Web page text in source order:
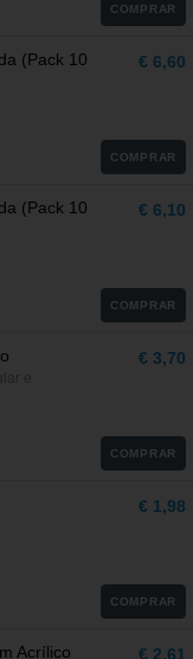
COMPRAR
(Pack 10
€ 6,60
COMPRAR
(Pack 10
€ 6,10
COMPRAR
€ 3,70
COMPRAR
€ 1,98
COMPRAR
Acrílico € 2,61